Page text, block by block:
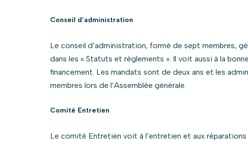
Conseil d’administration
Le conseil d’administration, formé de sept membres,
dans les « Statuts et règlements ». Il voit aussi à la
financement. Les mandats sont de deux ans et les
membres lors de l’Assemblée générale.
Comité Entretien
Le comité Entretien voit à l’entretien et aux